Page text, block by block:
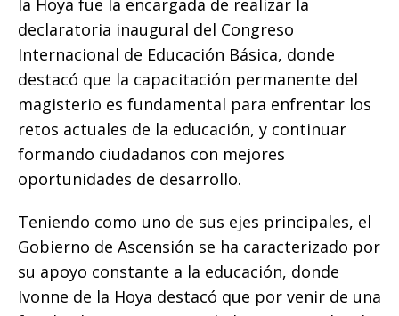
la Hoya fue la encargada de realizar la
declaratoria inaugural del Congreso
Internacional de Educación Básica, donde
destacó que la capacitación permanente del
magisterio es fundamental para enfrentar los
retos actuales de la educación, y continuar
formando ciudadanos con mejores
oportunidades de desarrollo.
Teniendo como uno de sus ejes principales, el
Gobierno de Ascensión se ha caracterizado por
su apoyo constante a la educación, donde
Ivonne de la Hoya destacó que por venir de una